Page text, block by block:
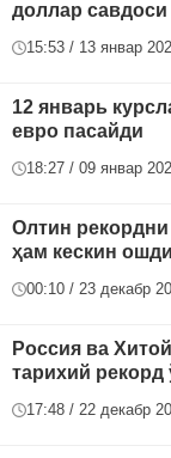
доллар
15:53 / 13 январ
12 январь
евро пасайди
18:27 / 09 январ
Олтин
ҳам кескин ошди
00:10 / 23 декабр
Россия ва
тарихий рекорд
17:48 / 22 декабр